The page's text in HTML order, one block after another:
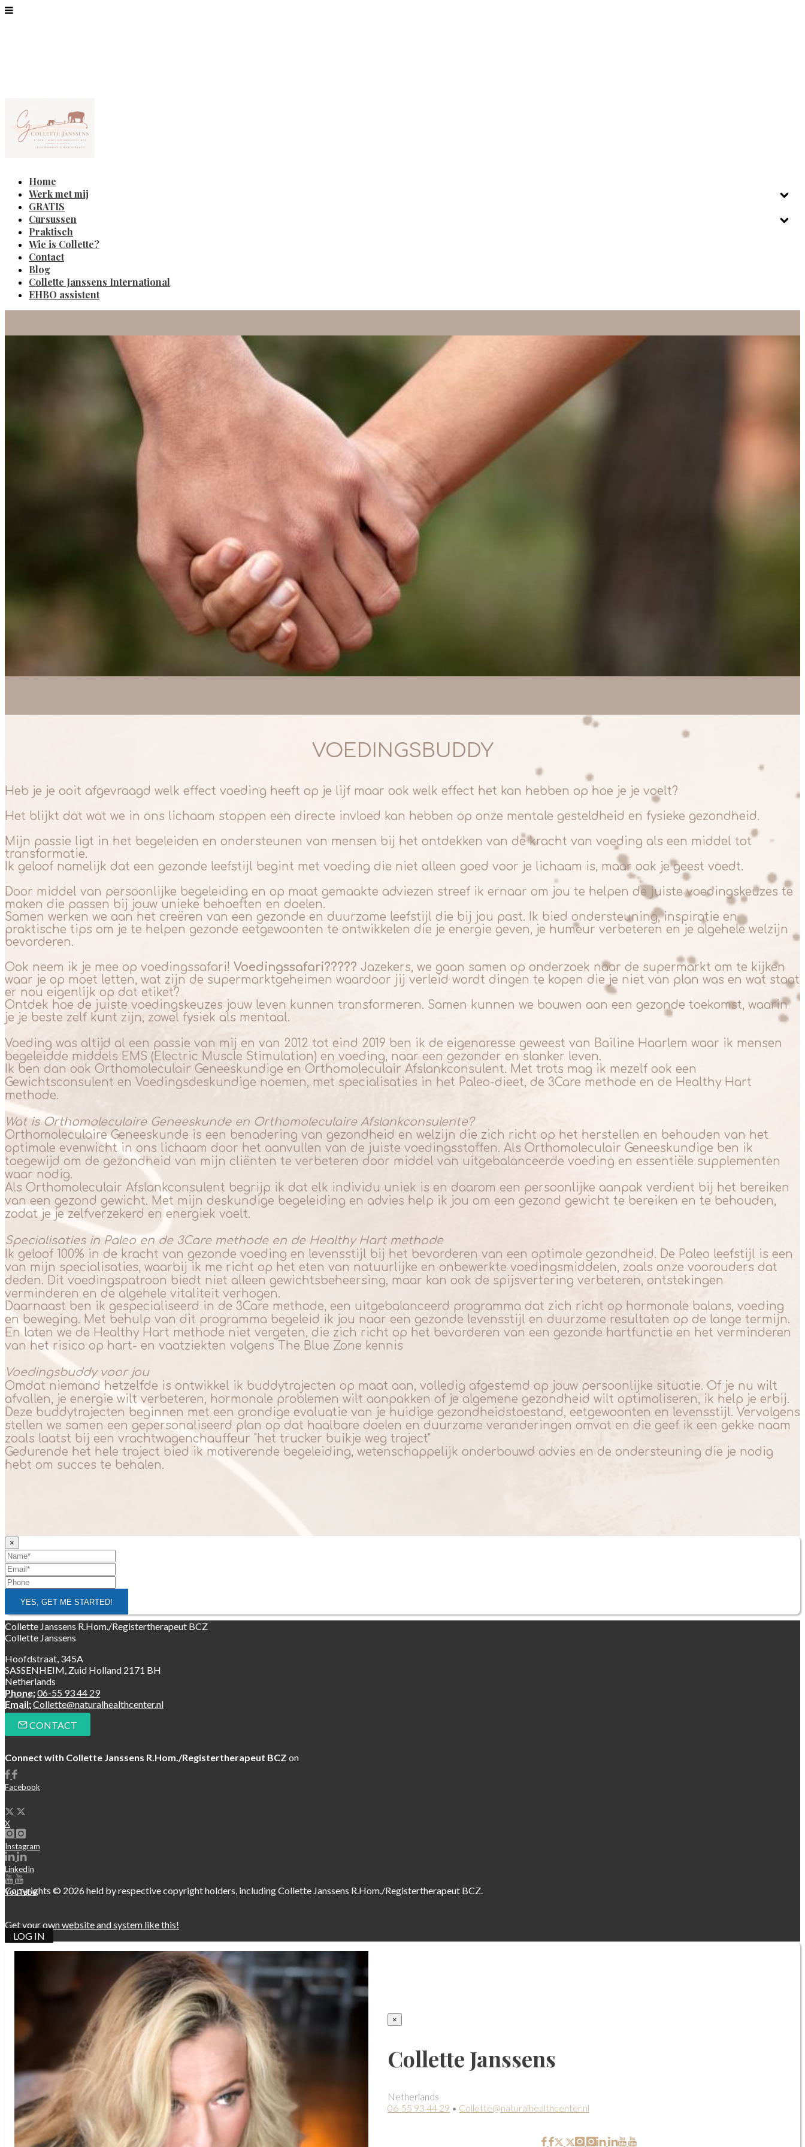
Home
Werk met mij
GRATIS
Cursussen
Praktisch
Wie is Collette?
Contact
Blog
Collette Janssens International
EHBO assistent
VOEDINGSBUDDY
Heb je je ooit afgevraagd welk effect voeding heeft op je lijf maar ook welk effect het kan hebben op hoe je je voelt?
Het blijkt dat wat we in ons lichaam stoppen een directe invloed kan hebben op onze mentale gesteldheid en fysieke gezondheid.
Mijn passie ligt in het begeleiden en ondersteunen van mensen bij het ontdekken van de kracht van voeding als een middel tot
transformatie.
Ik geloof namelijk dat een gezonde leefstijl begint met voeding die niet alleen goed voor je lichaam is, maar ook je geest voedt.
Door middel van persoonlijke begeleiding en op maat gemaakte adviezen streef ik ernaar om jou te helpen de juiste voedingskeuzes te
maken die passen bij jouw unieke behoeften en doelen.
Samen werken we aan het creëren van een gezonde en duurzame leefstijl die bij jou past. Ik bied ondersteuning, inspiratie en
praktische tips om je te helpen gezonde eetgewoonten te ontwikkelen die je energie geven, je humeur verbeteren en je algehele welzijn
bevorderen.
Ook neem ik je mee op voedingssafari! Voedingssafari????? Jazekers, we gaan samen op onderzoek naar de supermarkt om te kijken
waar je op moet letten, wat zijn de supermarktgeheimen waardoor jij verleid wordt dingen te kopen die je niet van plan was en wat staat
er nou eigenlijk op dat etiket?
Ontdek hoe de juiste voedingskeuzes jouw leven kunnen transformeren. Samen kunnen we bouwen aan een gezonde toekomst, waarin
je je beste zelf kunt zijn, zowel fysiek als mentaal.
Voeding was altijd al een passie van mij en van 2012 tot eind 2019 ben ik de eigenaresse geweest van Bailine Haarlem waar ik mensen
begeleidde middels EMS (Electric Muscle Stimulation) en voeding, naar een gezonder en slanker leven.
Ik ben dan ook Orthomoleculair Geneeskundige en Orthomoleculair Afslankconsulent. Met trots mag ik mezelf ook een
Gewichtsconsulent en Voedingsdeskundige noemen, met specialisaties in het Paleo-dieet, de 3Care methode en de Healthy Hart
methode.
Wat is Orthomoleculaire Geneeskunde en Orthomoleculaire Afslankconsulente?
Orthomoleculaire Geneeskunde is een benadering van gezondheid en welzijn die zich richt op het herstellen en behouden van het
optimale evenwicht in ons lichaam door het aanvullen van de juiste voedingsstoffen. Als Orthomoleculair Geneeskundige ben ik
toegewijd om de gezondheid van mijn cliënten te verbeteren door middel van uitgebalanceerde voeding en essentiële supplementen
waar nodig.
Als Orthomoleculair Afslankconsulent begrijp ik dat elk individu uniek is en daarom een persoonlijke aanpak verdient bij het bereiken
van een gezond gewicht. Met mijn deskundige begeleiding en advies help ik jou om een gezond gewicht te bereiken en te behouden,
zodat je je zelfverzekerd en energiek voelt.
Specialisaties in Paleo en de 3Care methode en de Healthy Hart methode
Ik geloof 100% in de kracht van gezonde voeding en levensstijl bij het bevorderen van een optimale gezondheid. De Paleo leefstijl is een
van mijn specialisaties, waarbij ik me richt op het eten van natuurlijke en onbewerkte voedingsmiddelen, zoals onze voorouders dat
deden. Dit voedingspatroon biedt niet alleen gewichtsbeheersing, maar kan ook de spijsvertering verbeteren, ontstekingen
verminderen en de algehele vitaliteit verhogen.
Daarnaast ben ik gespecialiseerd in de 3Care methode, een uitgebalanceerd programma dat zich richt op hormonale balans, voeding
en beweging. Met behulp van dit programma begeleid ik jou naar een gezonde levensstijl en duurzame resultaten op de lange termijn.
En laten we de Healthy Hart methode niet vergeten, die zich richt op het bevorderen van een gezonde hartfunctie en het verminderen
van het risico op hart- en vaatziekten volgens The Blue Zone kennis
Voedingsbuddy voor jou
Omdat niemand hetzelfde is ontwikkel ik buddytrajecten op maat aan, volledig afgestemd op jouw persoonlijke situatie. Of je nu wilt
afvallen, je energie wilt verbeteren, hormonale problemen wilt aanpakken of je algemene gezondheid wilt optimaliseren, ik help je erbij.
Deze buddytrajecten beginnen met een grondige evaluatie van je huidige gezondheidstoestand, eetgewoonten en levensstijl. Vervolgens
stellen we samen een gepersonaliseerd plan op dat haalbare doelen en duurzame veranderingen omvat en die geef ik een gekke naam
zoals laatst bij een vrachtwagenchauffeur "het trucker buikje weg traject"
Gedurende het hele traject bied ik motiverende begeleiding, wetenschappelijk onderbouwd advies en de ondersteuning die je nodig
hebt om succes te behalen.
×
YES, GET ME STARTED!
Collette Janssens R.Hom./Registertherapeut BCZ
Collette Janssens
Hoofdstraat, 345A
SASSENHEIM, Zuid Holland 2171 BH
Netherlands
Phone:06-55 93 44 29
Email:Collette@naturalhealthcenter.nl
CONTACT
Connect with Collette Janssens R.Hom./Registertherapeut BCZ on
Facebook
X
Instagram
LinkedIn
YouTube
Copyrights © 2026 held by respective copyright holders, including Collette Janssens R.Hom./Registertherapeut BCZ.
Get your own website and system like this!
LOG IN
×
Collette Janssens
Netherlands
06-55 93 44 29 • Collette@naturalhealthcenter.nl